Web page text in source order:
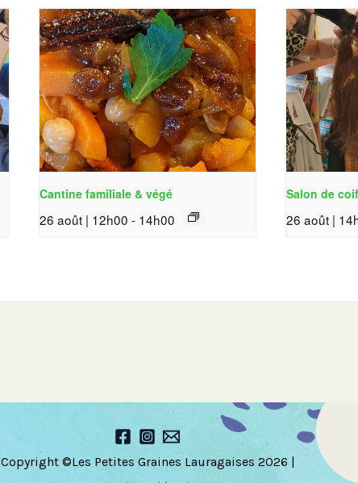
Cantine familiale & végé
26 août | 12h00 - 14h00
Salon de
26 août |
Copyright ©Les Petites Graines Lauragaises 2026 |